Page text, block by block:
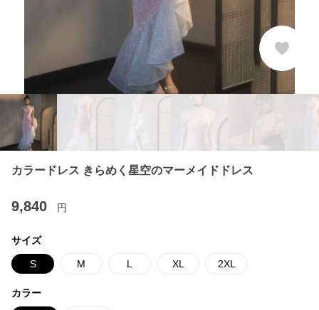
カラードレス きらめく星空のマーメイドドレス
9,840 円
サイズ
S M L XL 2XL
カラー